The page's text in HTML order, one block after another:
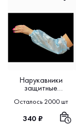
Нарукавники
защитные
спанбонд 40 10
пар в упаковке
Осталось 2000 шт
340 ₽